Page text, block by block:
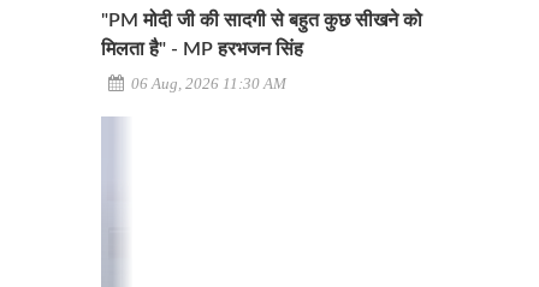
"PM मोदी जी की सादगी से बहुत कुछ सीखने को
मिलता है" - MP हरभजन सिंह
06 Aug, 2026 11:30 AM